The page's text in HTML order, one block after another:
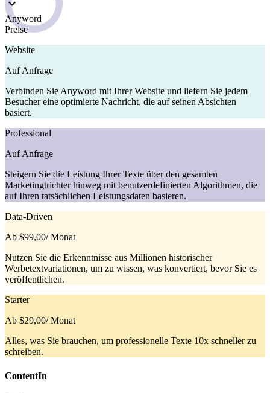
Anyword
Preise
Website
Auf Anfrage
Verbinden Sie Anyword mit Ihrer Website und liefern Sie jedem
Besucher eine optimierte Nachricht, die auf seinen Absichten
basiert.
Professional
Auf Anfrage
Steigern Sie die Leistung Ihrer Texte über den gesamten
Marketingtrichter hinweg mit benutzerdefinierten Algorithmen, die
auf Ihren tatsächlichen Leistungsdaten basieren.
Data-Driven
Ab $99,00/ Monat
Nutzen Sie die Erkenntnisse aus Millionen historischer
Werbetextvariationen, um zu wissen, was konvertiert, bevor Sie es
veröffentlichen.
Starter
Ab $29,00/ Monat
Alles, was Sie brauchen, um professionelle Texte 10x schneller zu
schreiben.
ContentIn